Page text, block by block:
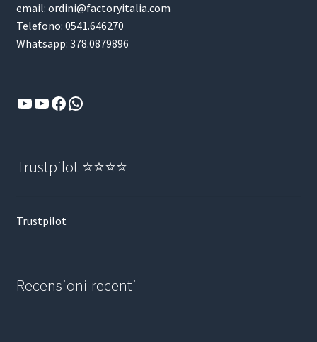
email: ordini@factoryitalia.com
Telefono: 0541.646270
Whatsapp: 378.0879896
YouTube
YouTube
Facebook
WhatsApp
Trustpilot ⭐⭐⭐⭐
Trustpilot
Recensioni recenti